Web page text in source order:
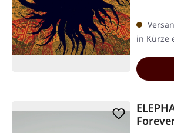
in Kürze